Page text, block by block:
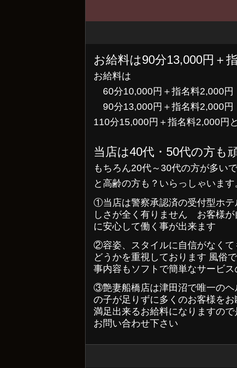
お給料は90分13,000円＋
お給料は
60分10,000円＋指名料2,000円
90分13,000円＋指名料2,000円
110分15,000円＋指名料2,000円
当店は40代・50代の方も
もちろん20代～30代の方が多い
と高齢の方も？いらっしゃいま
①当店は警察承認済の受付型ホテ
しさが全く有りません お客様が
に安心して働く事が出来ます
②容姿、スタイルに自信がなくて
どうかを重視しております 風俗
事内容もソフトで簡単なサービ
③艶妻船橋店は津田沼で唯一の
の子が足りずに多くのお客様を
満足出来るお給料になりますの
お問い合わせ下さい